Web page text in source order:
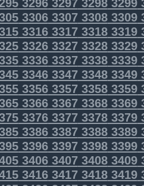
3306330733083309
3316331733183319
3326332733283329
3336333733383339
3346334733483349
3356335733583359
3366336733683369
3376337733783379
3386338733883389
3396339733983399
3406340734083409
3416341734183419